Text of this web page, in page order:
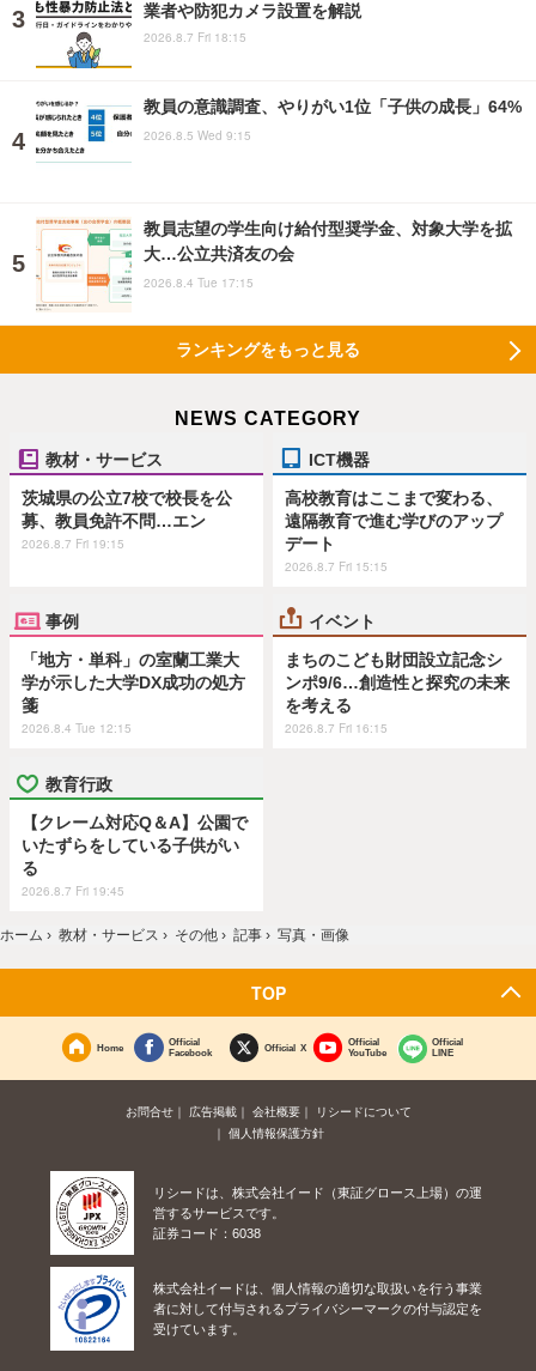
業者や防犯カメラ設置を解説
2026.8.7 Fri 18:15
教員の意識調査、やりがい1位「子供の成長」64%
2026.8.5 Wed 9:15
教員志望の学生向け給付型奨学金、対象大学を拡
大…公立共済友の会
2026.8.4 Tue 17:15
ランキングをもっと見る
NEWS CATEGORY
教材・サービス
茨城県の公立7校で校長を公
募、教員免許不問…エン
2026.8.7 Fri 19:15
ICT機器
高校教育はここまで変わる、
遠隔教育で進む学びのアップ
デート
2026.8.7 Fri 15:15
事例
「地方・単科」の室蘭工業大
学が示した大学DX成功の処方
箋
2026.8.4 Tue 12:15
イベント
まちのこども財団設立記念シ
ンポ9/6…創造性と探究の未来
を考える
2026.8.7 Fri 16:15
教育行政
【クレーム対応Q＆A】公園で
いたずらをしている子供がい
る
2026.8.7 Fri 19:45
ホーム › 教材・サービス › その他 › 記事 › 写真・画像
TOP
Home
Official
Facebook
Official X
Official
YouTube
Official
LINE
お問合せ 広告掲載 会社概要
リシードについて
個人情報保護方針
リシードは、株式会社イード（東証グロース上場）の運
営するサービスです。
証券コード：6038
株式会社イードは、個人情報の適切な取扱いを行う事業
者に対して付与されるプライバシーマークの付与認定を
受けています。